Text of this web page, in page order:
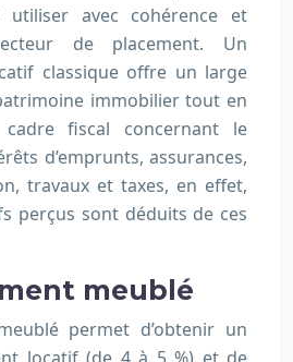
avec cohérence et
de placement. Un
classique offre un large
immobilier tout en
cadre fiscal concernant le
d’emprunts, assurances,
travaux et taxes, en effet,
perçus sont déduits de ces
meublé
permet d’obtenir un